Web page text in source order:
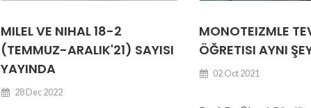
MILEL VE NIHAL 18-2
(TEMMUZ-ARALIK'21) SAYISI
YAYINDA
28 Dec 2022
MONOTEIZMLE
ÖĞRETISI AYNI
02 Oct 2021